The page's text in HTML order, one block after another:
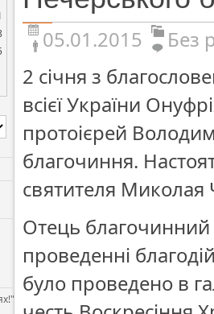
05.01.2015
Без
2 січня з
всієї України
протоієрей
благочиння.
святителя Миколая
Отець благочинний
проведенні
було проведено в